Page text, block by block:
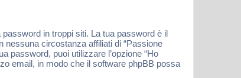
in troppi siti. La tua password è il
nessuna circostanza affiliati di “Passione
password, puoi utilizzare l’opzione “Ho
email, in modo che il software phpBB possa